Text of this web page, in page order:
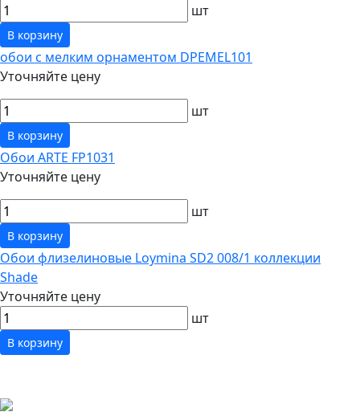
шт
В корзину
обои с мелким орнаментом DPEMEL101
Уточняйте цену
шт
В корзину
Обои ARTE FP1031
Уточняйте цену
шт
В корзину
Обои флизелиновые Loymina SD2 008/1 коллекции
Shade
Уточняйте цену
шт
В корзину